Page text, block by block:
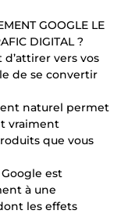
GOOGLE LE
DIGITAL ?
vers vos
de se convertir
naturel permet
vraiment
que vous
est
à une
les effets